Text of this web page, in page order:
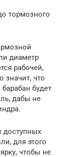
тормозного
диаметр
рабочей,
значит, что
будет
дабы не
доступных
для этого
чтобы не